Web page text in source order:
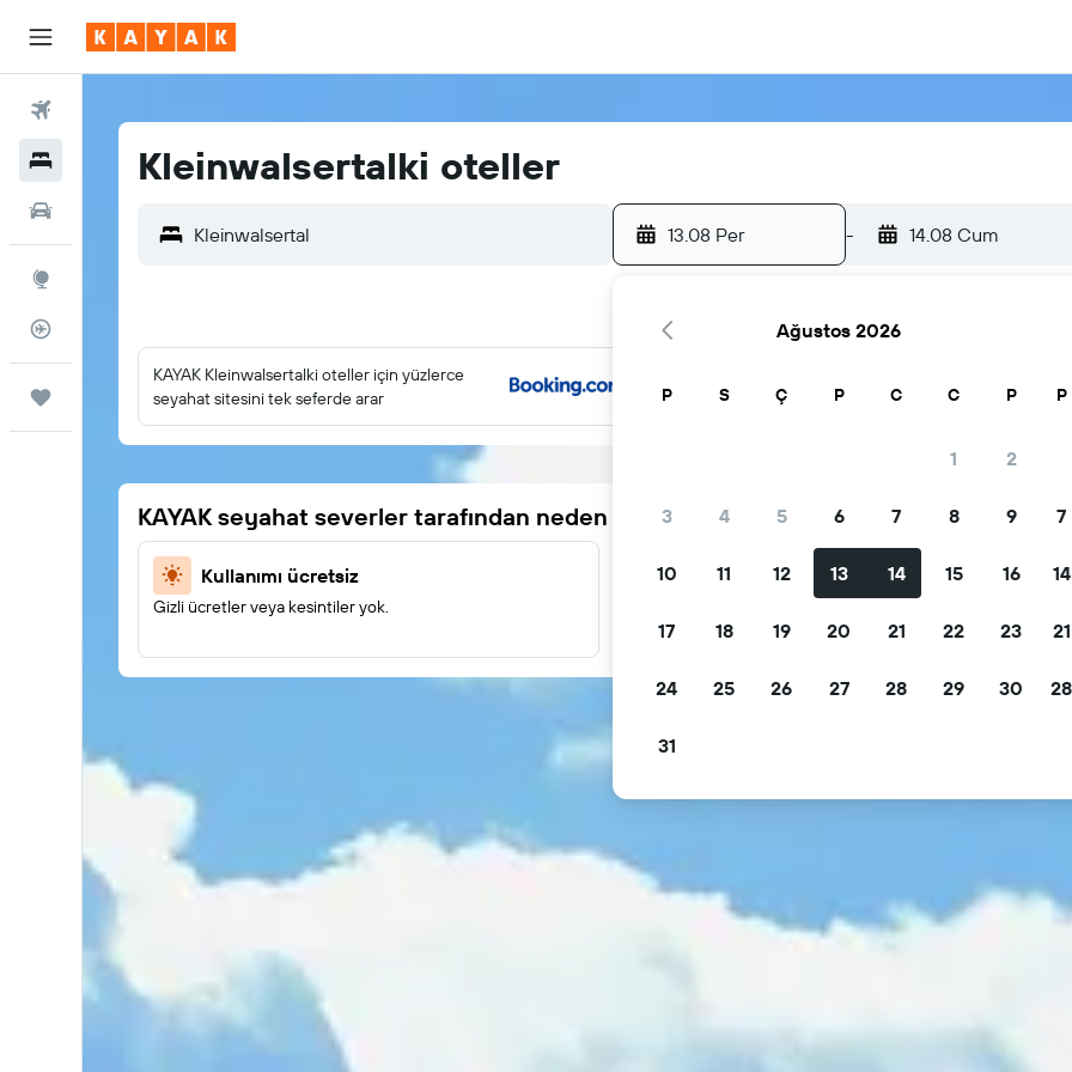
Kleinwalsertalki oteller
13.08 Per - 14.08 Cum
KAYAK Kleinwalsertalki oteller için yüzlerce
seyahat sitesini tek seferde arar
KAYAK seyahat severler tarafından neden tercih ediliyor
Kullanımı ücretsiz
Gizli ücretler veya kesintiler yok.
Fırsatlarınızı filtreleyin
filtreleyin.
Ağustos 2026
P S Ç P C C P
1 2
3 4 5 6 7 8 9
10 11 12 13 14 15 16
17 18 19 20 21 22 23
24 25 26 27 28 29 30
31
P
7
14
21
28